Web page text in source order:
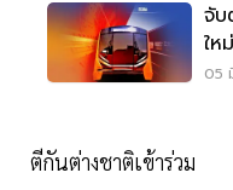
จับ
ให
05
ตีกันต่างชาติเข้าร่วม